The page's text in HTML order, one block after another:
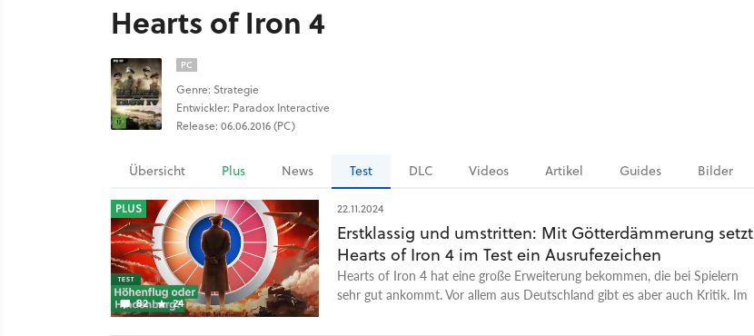
Hearts of Iron 4
PC
Genre: Strategie
Entwickler: Paradox Interactive
Release: 06.06.2016 (PC)
Übersicht Plus News Test DLC Videos Artikel Guides Bilder
82 24
PLUS 22.11.2024
Erstklassig und umstritten: Mit Götterdämmerung setzt
Hearts of Iron 4 im Test ein Ausrufezeichen
Hearts of Iron 4 hat eine große Erweiterung bekommen, die bei Spielern
sehr gut ankommt. Vor allem aus Deutschland gibt es aber auch Kritik. Im